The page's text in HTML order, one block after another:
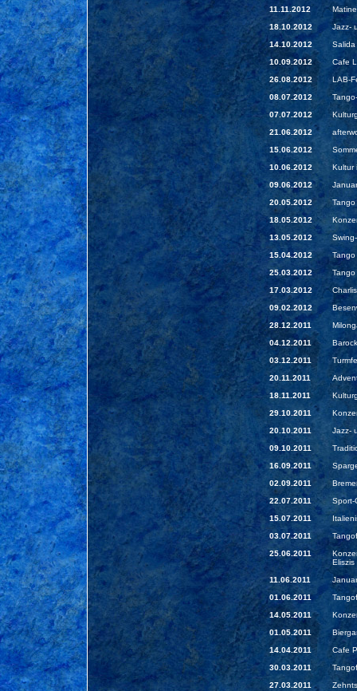
11.11.2012
18.10.2012
Jazz-
14.10.2012
10.09.2012
Cafe
26.08.2012
LAB-
08.07.2012
07.07.2012
21.06.2012
15.06.2012
10.06.2012
Kultur
09.06.2012
20.05.2012
18.05.2012
13.05.2012
15.04.2012
25.03.2012
17.03.2012
09.02.2012
28.12.2011
04.12.2011
03.12.2011
20.11.2011
18.11.2011
29.10.2011
20.10.2011
Jazz-
09.10.2011
16.09.2011
02.09.2011
22.07.2011
Sport-
15.07.2011
03.07.2011
25.06.2011
11.06.2011
01.06.2011
14.05.2011
01.05.2011
14.04.2011
Cafe
30.03.2011
27.03.2011